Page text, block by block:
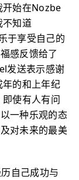
开始在Nozbe
不知道
于享受自己的
感反馈给了
发送表示感谢
的和上年纪
使有人有问
一种乐观的态
对未来的最美
自己成功与